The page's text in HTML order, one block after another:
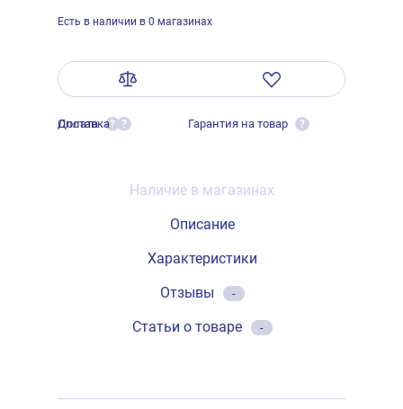
Есть в наличии в 0 магазинах
Оплата ?
Доставка ? Гарантия на товар ?
Наличие в магазинах
Описание
Характеристики
Отзывы
-
Статьи о товаре -